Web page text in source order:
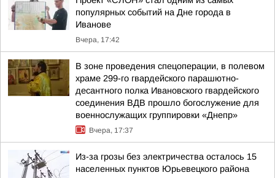
популярных событий на Дне города в
Иванове
Вчера, 17:42
В зоне проведения спецоперации, в полевом
храме 299-го гвардейского парашютно-
десантного полка Ивановского гвардейского
соединения ВДВ прошло богослужение для
военнослужащих группировки «Днепр»
Вчера, 17:37
Из-за грозы без электричества осталось 15
населенных пунктов Юрьевецкого района